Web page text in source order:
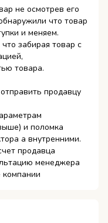
не осмотрев его
что товар
и меняем.
забирая товар с
товара.
продавцу
и поломка
а внутренними.
продавца
менеджера